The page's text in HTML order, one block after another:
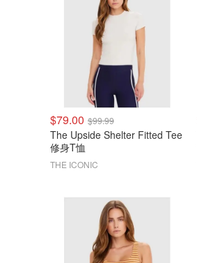
$79.00 $99.99
The Upside Shelter Fitted Tee
修身T恤
THE ICONIC